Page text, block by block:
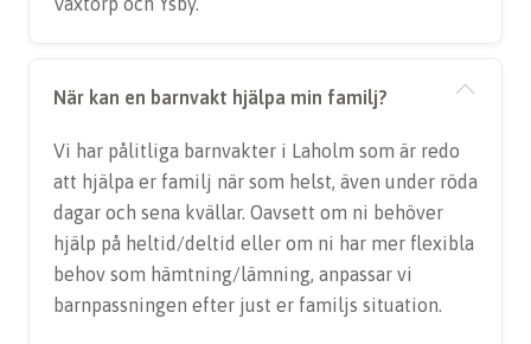
När kan en barnvakt hjälpa min familj?
Vi har pålitliga barnvakter i Laholm som är redo
att hjälpa er familj när som helst, även under röda
dagar och sena kvällar. Oavsett om ni behöver
hjälp på heltid/deltid eller om ni har mer flexibla
behov som hämtning/lämning, anpassar vi
barnpassningen efter just er familjs situation.